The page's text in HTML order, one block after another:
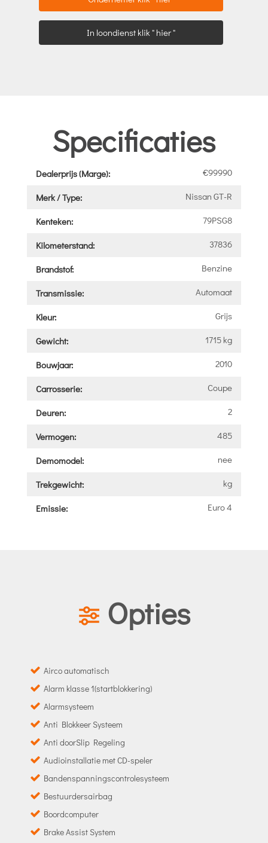
In loondienst klik " hier "
Specificaties
Dealerprijs (Marge): €99990
Merk / Type: Nissan GT-R
Kenteken: 79PSG8
Kilometerstand: 37836
Brandstof: Benzine
Transmissie: Automaat
Kleur: Grijs
Gewicht: 1715 kg
Bouwjaar: 2010
Carrosserie: Coupe
Deuren: 2
Vermogen: 485
Demomodel: nee
Trekgewicht: kg
Emissie: Euro 4
Opties
Airco automatisch
Alarm klasse 1(startblokkering)
Alarmsysteem
Anti Blokkeer Systeem
Anti doorSlip Regeling
Audioinstallatie met CD-speler
Bandenspanningscontrolesysteem
Bestuurdersairbag
Boordcomputer
Brake Assist System